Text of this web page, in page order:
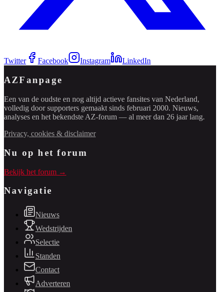
Twitter Facebook Instagram LinkedIn
AZFanpage
Een van de oudste en nog altijd actieve fansites van Nederland,
volledig door supporters gemaakt sinds februari 2000. Nieuws,
analyses en het bekendste AZ-forum — al meer dan 26 jaar lang.
Privacy, cookies & disclaimer
Nu op het forum
Bekijk het forum →
Navigatie
Nieuws
Wedstrijden
Selectie
Standen
Contact
Adverteren